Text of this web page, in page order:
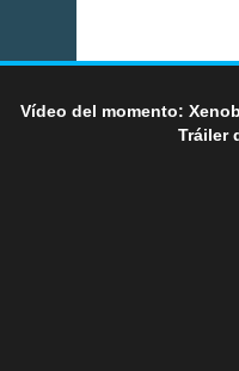
Vídeo del momento:
Tráiler